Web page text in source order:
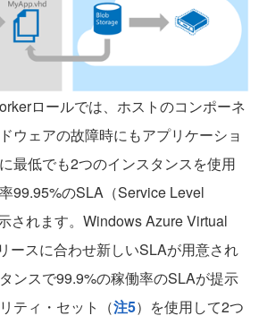
ロールでは、ホストのコンポーネ
ウェアの故障時にもアプリケーショ
最低でも2つのインスタンスを使用
99.95%のSLA（Service Level
されます。Windows Azure Virtual
ースに合わせ新しいSLAが用意され
ンスで99.9%の稼働率のSLAが提示
ティ・セット（注5）を使用して2つ